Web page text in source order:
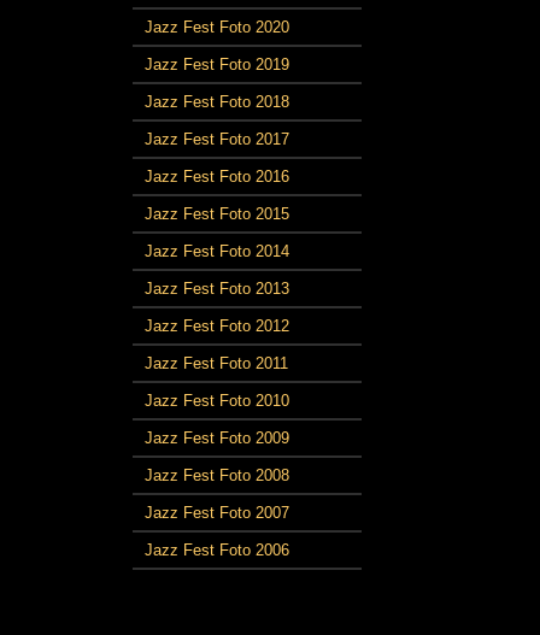
Jazz Fest Foto 2020
Jazz Fest Foto 2019
Jazz Fest Foto 2018
Jazz Fest Foto 2017
Jazz Fest Foto 2016
Jazz Fest Foto 2015
Jazz Fest Foto 2014
Jazz Fest Foto 2013
Jazz Fest Foto 2012
Jazz Fest Foto 2011
Jazz Fest Foto 2010
Jazz Fest Foto 2009
Jazz Fest Foto 2008
Jazz Fest Foto 2007
Jazz Fest Foto 2006